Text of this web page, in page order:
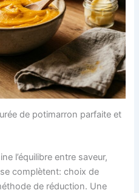
de potimarron parfaite et
l’équilibre entre saveur,
complètent: choix de
de réduction. Une